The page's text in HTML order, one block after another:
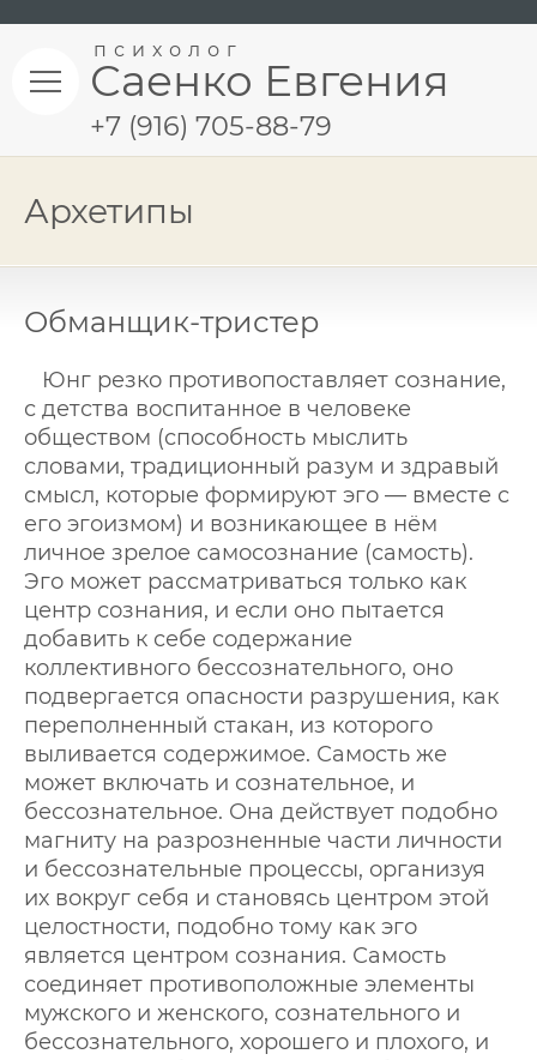
Саенко Евгения
психолог
+7 (916) 705-88-79
Архетипы
Обманщик-тристер
Юнг резко противопоставляет сознание,
с детства воспитанное в человеке
обществом (способность мыслить
словами, традиционный разум и здравый
смысл, которые формируют эго — вместе с
его эгоизмом) и возникающее в нём
личное зрелое самосознание (самость).
Эго может рассматриваться только как
центр сознания, и если оно пытается
добавить к себе содержание
коллективного бессознательного, оно
подвергается опасности разрушения, как
переполненный стакан, из которого
выливается содержимое. Самость же
может включать и сознательное, и
бессознательное. Она действует подобно
магниту на разрозненные части личности
и бессознательные процессы, организуя
их вокруг себя и становясь центром этой
целостности, подобно тому как эго
является центром сознания. Самость
соединяет противоположные элементы
мужского и женского, сознательного и
бессознательного, хорошего и плохого, и